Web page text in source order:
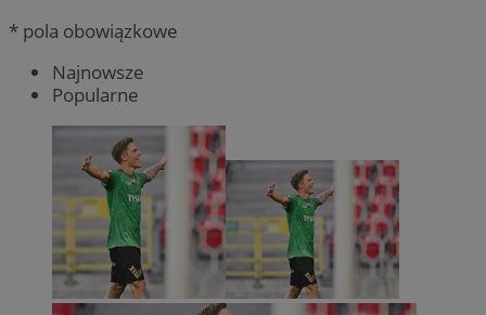
* pola obowiązkowe
Najnowsze
Popularne